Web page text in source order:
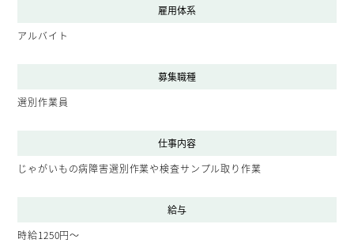
雇用体系
アルバイト
募集職種
選別作業員
仕事内容
じゃがいもの病障害選別作業や検査サンプル取り作業
給与
時給1250円〜